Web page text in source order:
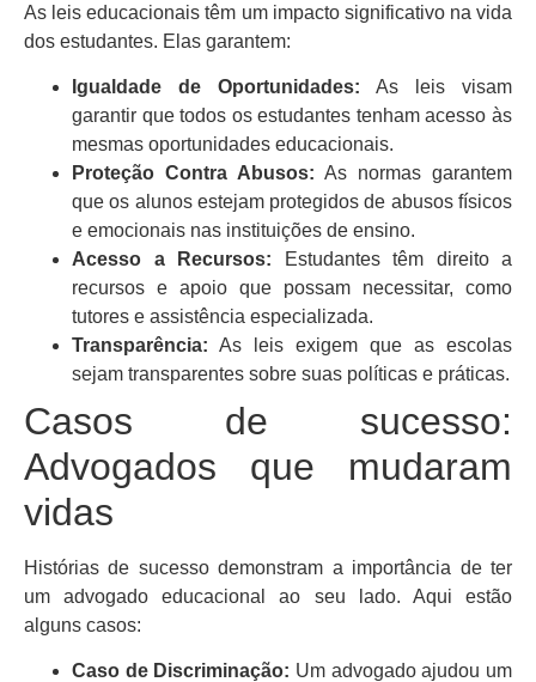
As leis educacionais têm um impacto significativo na vida
dos estudantes. Elas garantem:
Igualdade de Oportunidades: As leis visam
garantir que todos os estudantes tenham acesso às
mesmas oportunidades educacionais.
Proteção Contra Abusos: As normas garantem
que os alunos estejam protegidos de abusos físicos
e emocionais nas instituições de ensino.
Acesso a Recursos: Estudantes têm direito a
recursos e apoio que possam necessitar, como
tutores e assistência especializada.
Transparência: As leis exigem que as escolas
sejam transparentes sobre suas políticas e práticas.
Casos de sucesso:
Advogados que mudaram
vidas
Histórias de sucesso demonstram a importância de ter
um advogado educacional ao seu lado. Aqui estão
alguns casos:
Caso de Discriminação: Um advogado ajudou um